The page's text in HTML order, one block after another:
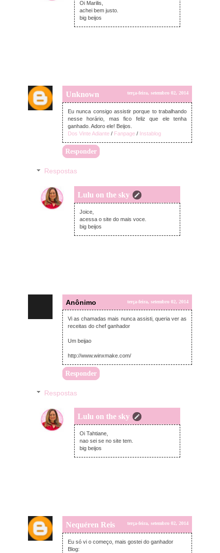
Oi Marilis,
achei bem justo.
big beijos
Unknown terça-feira, setembro 02, 2014
Eu nunca consigo assistir porque to trabalhando
nesse horário, mas fico feliz que ele tenha
ganhado. Adoro ele! Beijos.
Dos Vinte Adiante / Fanpage / Instablog
Responder
Respostas
Lulu on the sky
quarta-feira, setembro 03, 2014
Joice,
acessa o site do mais voce.
big beijos
Anônimo terça-feira, setembro 02, 2014
Vi as chamadas mais nunca assisti, queria ver as
receitas do chef ganhador
Um beijao
http://www.winxmake.com/
Responder
Respostas
Lulu on the sky
quarta-feira, setembro 03, 2014
Oi Tahtiane,
nao sei se no site tem.
big beijos
Nequéren Reis terça-feira, setembro 02, 2014
Eu só vi o começo, mais gostei do ganhador
Blog: